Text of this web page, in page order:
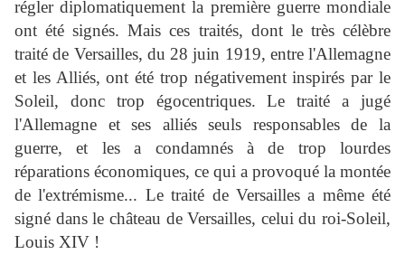
régler diplomatiquement la première guerre mondiale
ont été signés. Mais ces traités, dont le très célèbre
traité de Versailles, du 28 juin 1919, entre l'Allemagne
et les Alliés, ont été trop négativement inspirés par le
Soleil, donc trop égocentriques. Le traité a jugé
l'Allemagne et ses alliés seuls responsables de la
guerre, et les a condamnés à de trop lourdes
réparations économiques, ce qui a provoqué la montée
de l'extrémisme... Le traité de Versailles a même été
signé dans le château de Versailles, celui du roi-Soleil,
Louis XIV !